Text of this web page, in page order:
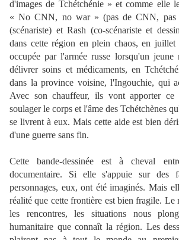
d'images de Tchétchénie » et comme elle
« No CNN, no war » (pas de CNN, pas
(scénariste) et Rash (co-scénariste et
dans cette région en plein chaos, en
occupée par l'armée russe lorsqu'un jeune
délivrer soins et médicaments, en
dans la province voisine, l'Ingouchie, qui
Avec son chauffeur, ils vont apporter ce
soulager le corps et l'âme des Tchétchènes
se livrent à eux. Mais cette aide est bien
d'une guerre sans fin.
Cette bande-dessinée est à cheval
documentaire. Si elle s'appuie sur des
personnages, eux, ont été imaginés. Mais
réalité que cette frontière est bien fragile. Le
les rencontres, les situations nous
humanitaire que connaît la région. Les